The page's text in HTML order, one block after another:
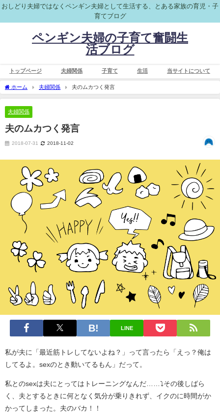
おしどり夫婦ではなくペンギン夫婦として生活する、とある家族の育児・子
育てブログ
ペンギン夫婦の子育て奮闘生
活ブログ
トップページ 夫婦関係 子育て 生活 当サイトについて
ホーム 夫婦関係 夫のムカつく発言
夫婦関係
夫のムカつく発言
2018-07-31 2018-11-02
LINE
私が夫に「最近筋トレしてないよね？」って言ったら「えっ？俺は
してるよ。sexのとき動いてるもん」だって。
私とのsexは夫にとってはトレーニングなんだ……⤵️その後しばら
く、夫とするときに何となく気分が乗りきれず、イクのに時間がか
かってしまった。夫のバカ！！